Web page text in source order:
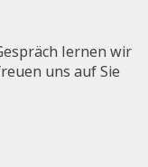
lernen wir
uns auf Sie